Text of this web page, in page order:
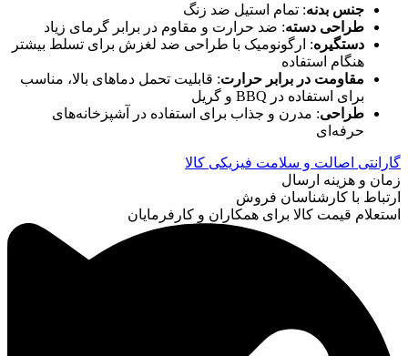
جنس بدنه: تمام استیل ضد زنگ
طراحی دسته: ضد حرارت و مقاوم در برابر گرمای زیاد
دستگیره: ارگونومیک با طراحی ضد لغزش برای تسلط بیشتر
هنگام استفاده
مقاومت در برابر حرارت: قابلیت تحمل دماهای بالا، مناسب
برای استفاده در BBQ و گریل
طراحی: مدرن و جذاب برای استفاده در آشپزخانه‌های
حرفه‌ای
گارانتی اصالت و سلامت فیزیکی کالا
زمان و هزینه ارسال
ارتباط با کارشناسان فروش
استعلام قیمت کالا برای همکاران و کارفرمایان